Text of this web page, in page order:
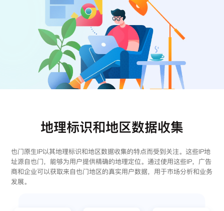
地理标识和地区数据收集
也门原生IP以其地理标识和地区数据收集的特点而受到关注。这些IP地
址源自也门，能够为用户提供精确的地理定位。通过使用这些IP，广告
商和企业可以获取来自也门地区的真实用户数据，用于市场分析和业务
发展。